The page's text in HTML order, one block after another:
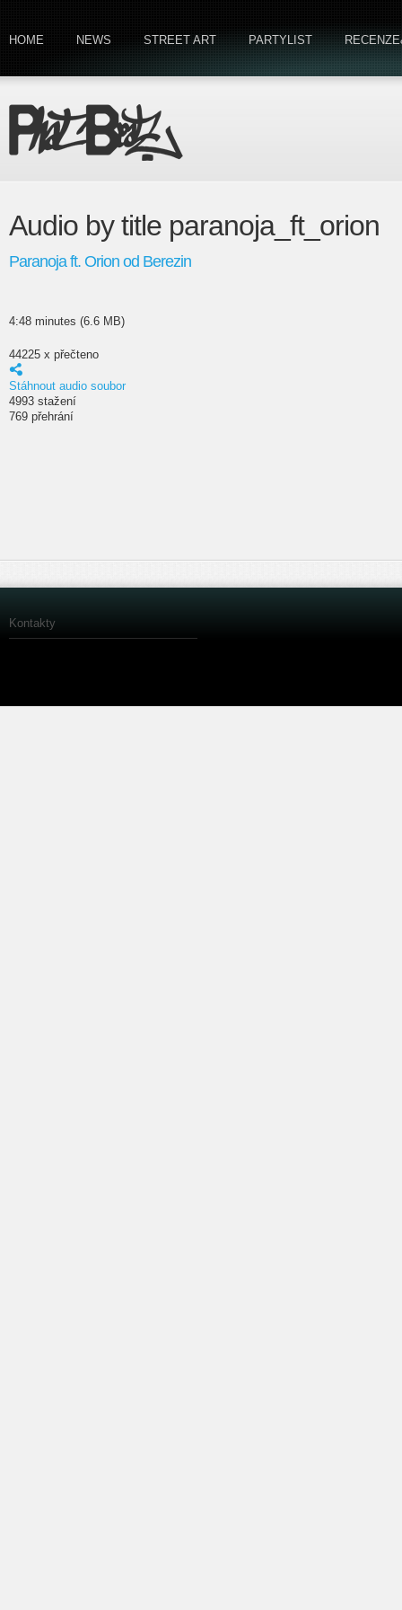
HOME NEWS STREET ART PARTYLIST
Audio by title paranoja_ft_orion
Paranoja ft. Orion od Berezin
4:48 minutes (6.6 MB)
44225 x přečteno
Stáhnout audio soubor
4993 stažení
769 přehrání
Kontakty